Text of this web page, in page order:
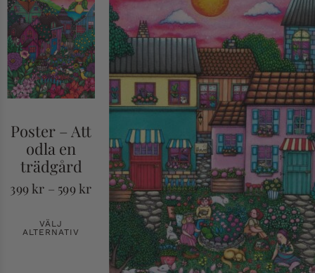
Poster – Att
odla en
trädgård
399kr – 599kr
VÄLJ
ALTERNATIV